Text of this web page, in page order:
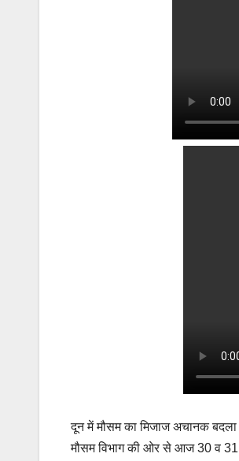
दून में मौसम का मिजाज अचानक बदला
मौसम विभाग की ओर से आज 30 व 31